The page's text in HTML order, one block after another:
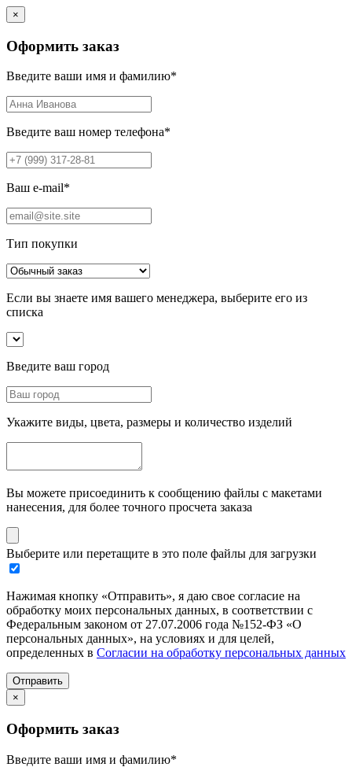
×
Оформить заказ
Введите ваши имя и фамилию*
Введите ваш номер телефона*
Ваш e-mail*
Тип покупки
Если вы знаете имя вашего менеджера, выберите его из
списка
Введите ваш город
Укажите виды, цвета, размеры и количество изделий
Вы можете присоединить к сообщению файлы с макетами
нанесения, для более точного просчета заказа
Выберите или перетащите в это поле файлы для загрузки
Нажимая кнопку «Отправить», я даю свое согласие на
обработку моих персональных данных, в соответствии с
Федеральным законом от 27.07.2006 года №152-ФЗ «О
персональных данных», на условиях и для целей,
определенных в Согласии на обработку персональных данных
Отправить
×
Оформить заказ
Введите ваши имя и фамилию*